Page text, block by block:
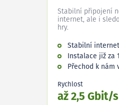
Stabilní připojení
internet, ale i
hry.
Stabilní
Instalace již za
Přechod k nám
Rychlost
až 2,5 Gbit/s